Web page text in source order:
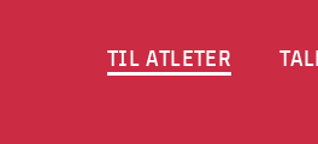
TIL ATLETER